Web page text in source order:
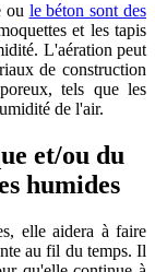
ou le béton sont des
et les tapis
L'aération peut
de construction
tels que les
de l'air.
et/ou du
humides
elle aidera à faire
au fil du temps. Il